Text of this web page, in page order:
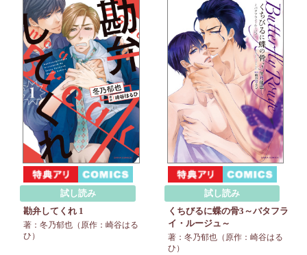
試し読み
勘弁してくれ 1
著：冬乃郁也（原作：崎谷はる
ひ）
試し読み
くちびるに蝶の骨3～バタフラ
イ・ルージュ～
著：冬乃郁也（原作：崎谷はる
ひ）